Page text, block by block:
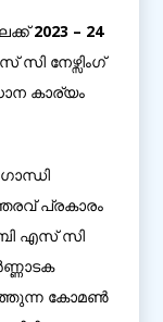
2023 – 24
നേഴ്സിംഗ്
കാര്യം
പ്രകാരം
എസ് സി
കോമൺ